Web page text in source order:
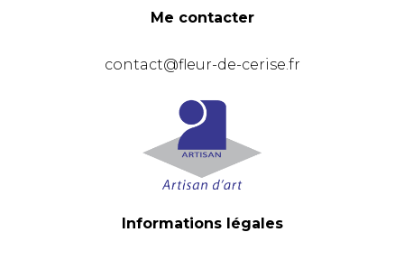
Me contacter
contact@fleur-de-cerise.fr
Informations légales